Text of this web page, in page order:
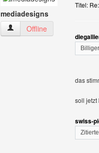
mediadesigns
mediadesigns Benutzer-
Offline
Titel:
das
soll jetzt
swiss-